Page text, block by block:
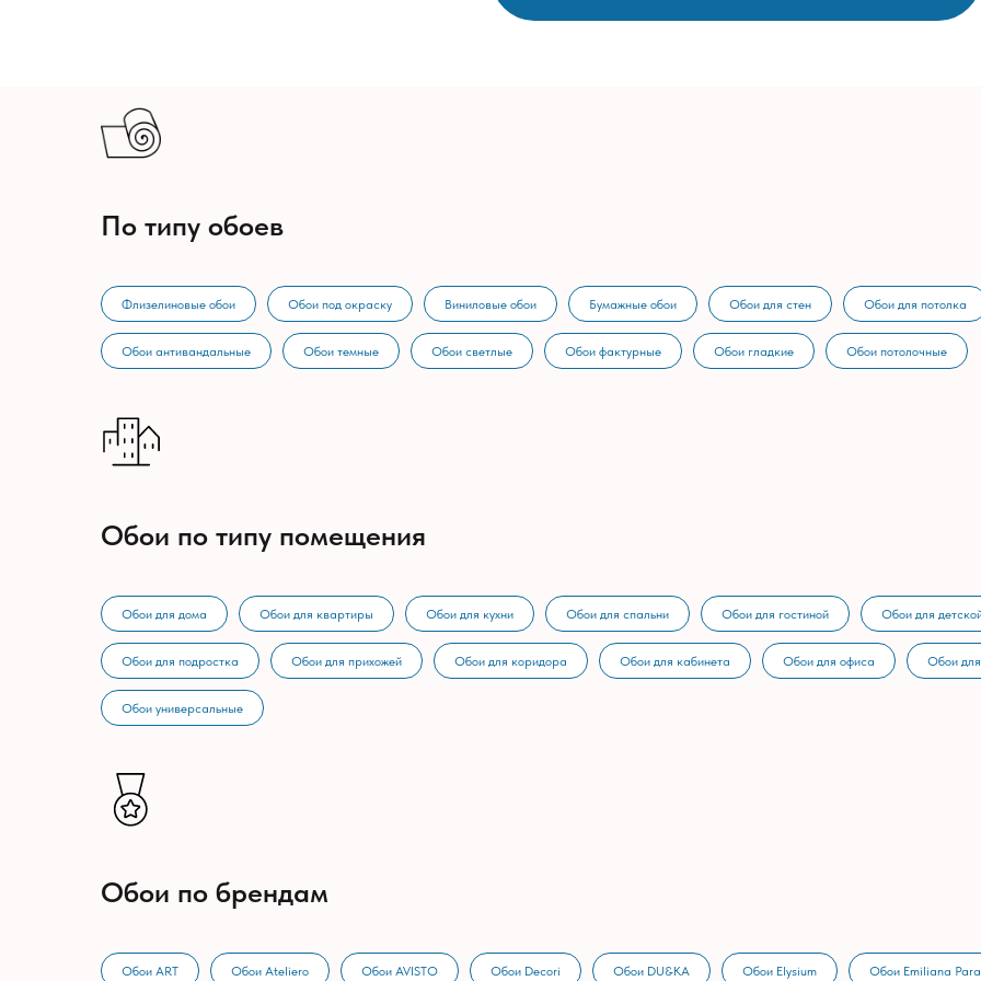
По типу обоев
Флизелиновые обои Обои под окраску Виниловые обои Бумажные обои Обои для стен Обои для потолка
Обои антивандальные Обои темные Обои светлые Обои фактурные Обои гладкие Обои потолочные
Обои по типу помещения
Обои для дома Обои для квартиры Обои для кухни Обои для спальни Обои для гостиной Обои для
Обои для подростка Обои для прихожей Обои для коридора Обои для кабинета Обои для офиса Обои
Обои универсальные
Обои по брендам
Обои ART Обои Ateliero Обои AVISTO Обои Decori Обои DU&KA Обои Elysium Обои Emiliana